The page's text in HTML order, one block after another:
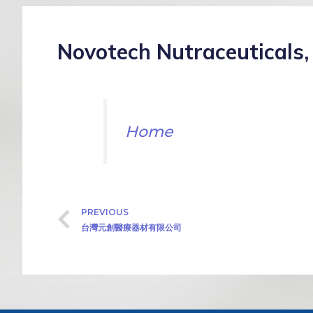
Novotech Nutraceuticals,
Home
PREVIOUS
台灣元創醫療器材有限公司